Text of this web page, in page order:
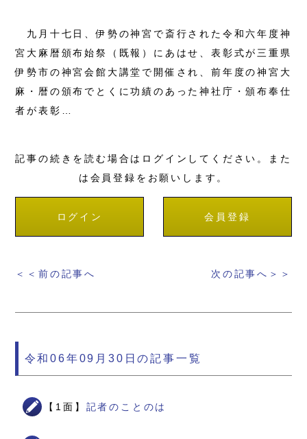
九月十七日、伊勢の神宮で斎行された令和六年度神
宮大麻暦頒布始祭（既報）にあはせ、表彰式が三重県
伊勢市の神宮会館大講堂で開催され、前年度の神宮大
麻・暦の頒布でとくに功績のあった神社庁・頒布奉仕
者が表彰…
記事の続きを読む場合はログインしてください。また
は会員登録をお願いします。
ログイン 会員登録
＜＜前の記事へ 次の記事へ＞＞
令和06年09月30日の記事一覧
【1面】 記者のことのは